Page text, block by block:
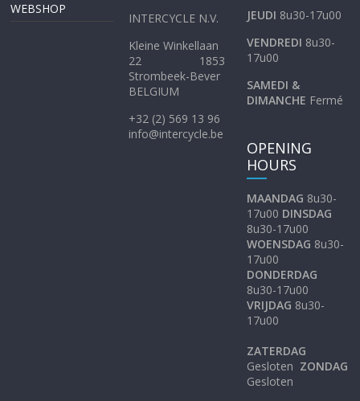
WEBSHOP
INTERCYCLE N.V.
Kleine Winkellaan
22 1853
Strombeek-Bever
BELGIUM
+32 (2) 569 13 96
info@intercycle.be
JEUDI 8u30-17u00
VENDREDI 8u30-
17u00
SAMEDI &
DIMANCHE Fermé
OPENING
HOURS
MAANDAG 8u30-
17u00 DINSDAG
8u30-17u00
WOENSDAG 8u30-
17u00
DONDERDAG
8u30-17u00
VRIJDAG 8u30-
17u00
ZATERDAG
Gesloten ZONDAG
Gesloten